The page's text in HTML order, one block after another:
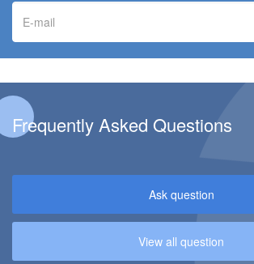
E-
mail
Frequently Asked Questions
Ask question
View all question